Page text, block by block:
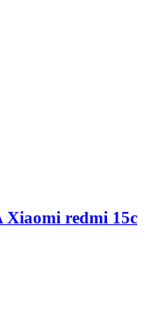
Xiaomi redmi 15c